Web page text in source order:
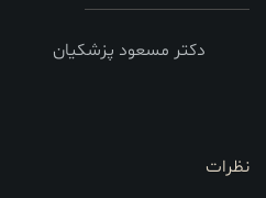
دکتر مسعود پزشکیان
نظرات